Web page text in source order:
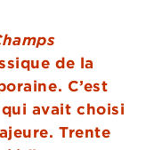
de la
C’est
avait choisi
Trente